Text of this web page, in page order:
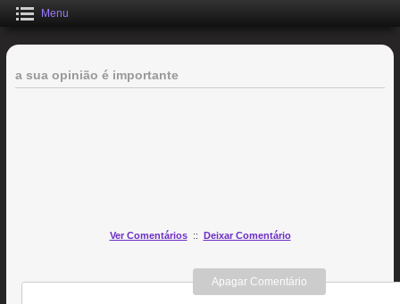
Menu
a sua opinião é importante
Ver Comentários:: Deixar Comentário
Apagar Comentário